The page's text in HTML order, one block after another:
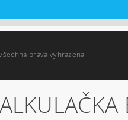
práva vyhrazena